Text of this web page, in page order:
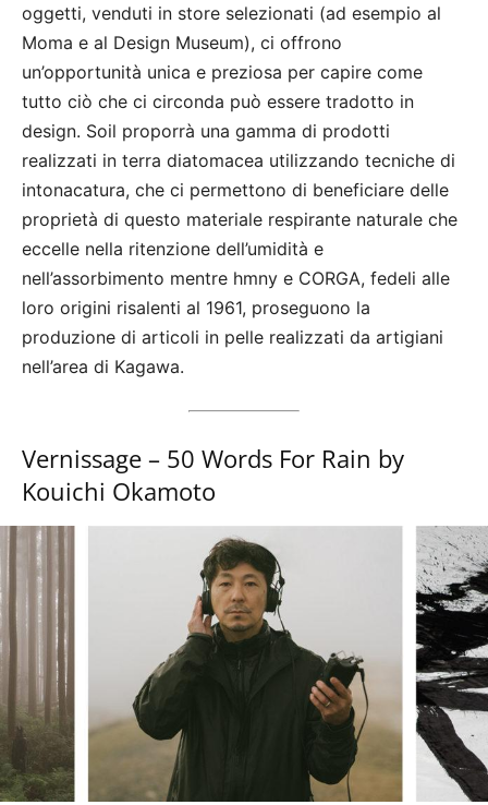
oggetti, venduti in store selezionati (ad esempio al
Moma e al Design Museum), ci offrono
un’opportunità unica e preziosa per capire come
tutto ciò che ci circonda può essere tradotto in
design. Soil proporrà una gamma di prodotti
realizzati in terra diatomacea utilizzando tecniche di
intonacatura, che ci permettono di beneficiare delle
proprietà di questo materiale respirante naturale che
eccelle nella ritenzione dell’umidità e
nell’assorbimento mentre hmny e CORGA, fedeli alle
loro origini risalenti al 1961, proseguono la
produzione di articoli in pelle realizzati da artigiani
nell’area di Kagawa.
Vernissage – 50 Words For Rain by
Kouichi Okamoto